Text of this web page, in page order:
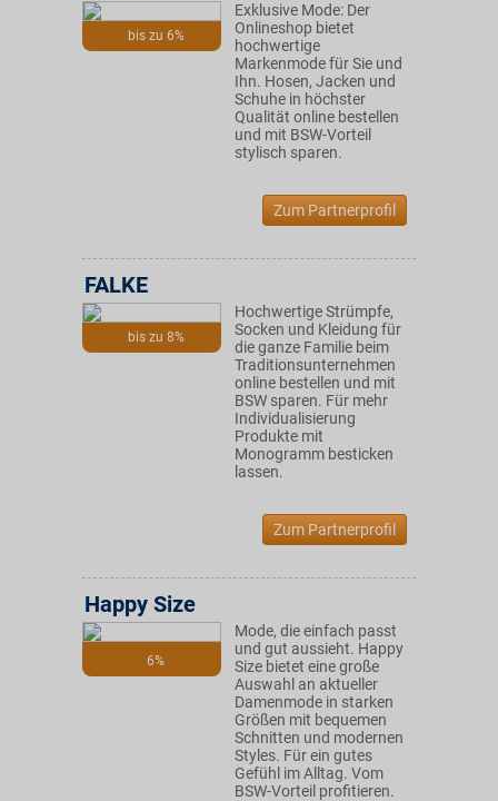
bis zu 6%
Exklusive Mode: Der
Onlineshop bietet
hochwertige
Markenmode für Sie und
Ihn. Hosen, Jacken und
Schuhe in höchster
Qualität online bestellen
und mit BSW-Vorteil
stylisch sparen.
Zum Partnerprofil
bis zu 8%
FALKE
Hochwertige Strümpfe,
Socken und Kleidung für
die ganze Familie beim
Traditionsunternehmen
online bestellen und mit
BSW sparen. Für mehr
Individualisierung
Produkte mit
Monogramm besticken
lassen.
Zum Partnerprofil
6%
Happy Size
Mode, die einfach passt
und gut aussieht. Happy
Size bietet eine große
Auswahl an aktueller
Damenmode in starken
Größen mit bequemen
Schnitten und modernen
Styles. Für ein gutes
Gefühl im Alltag. Vom
BSW-Vorteil profitieren.